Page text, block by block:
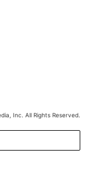
Inc. All Rights Reserved.